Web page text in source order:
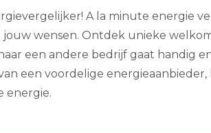
A la minute energie
wensen. Ontdek unieke
een andere bedrijf gaat handig
een voordelige energieaanbieder,
energie.